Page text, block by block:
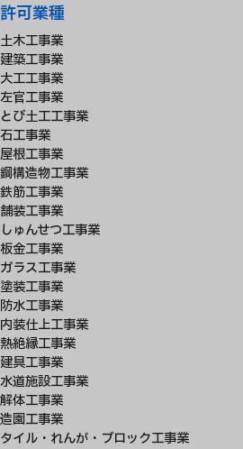
許可業種
土木工事業
建築工事業
大工工事業
左官工事業
とび土工工事業
石工事業
屋根工事業
鋼構造物工事業
鉄筋工事業
舗装工事業
しゅんせつ工事業
板金工事業
ガラス工事業
塗装工事業
防水工事業
内装仕上工事業
熱絶縁工事業
建具工事業
水道施設工事業
解体工事業
造園工事業
タイル・れんが・ブロック工事業